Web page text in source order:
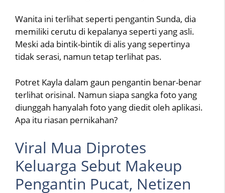
Wanita ini terlihat seperti pengantin Sunda, dia
memiliki cerutu di kepalanya seperti yang asli.
Meski ada bintik-bintik di alis yang sepertinya
tidak serasi, namun tetap terlihat pas.
Potret Kayla dalam gaun pengantin benar-benar
terlihat orisinal. Namun siapa sangka foto yang
diunggah hanyalah foto yang diedit oleh aplikasi.
Apa itu riasan pernikahan?
Viral Mua Diprotes
Keluarga Sebut Makeup
Pengantin Pucat, Netizen